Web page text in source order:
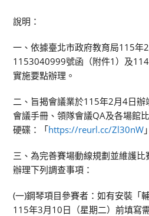
說明：
一、依據臺北市政府教育局115年
1153040999號函（附件1）及
實施要點辦理。
二、旨揭會議業於115年2月4日辦
會議手冊、領隊會議QA及各場館
硬碟：「https://reurl.cc/Zl30nW
三、為完善賽場動線規劃並維護
辦理下列調查事項：
(一)鋼琴項目參賽者：如有安裝「
115年3月10日（星期二）前填寫